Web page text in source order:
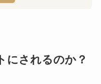
にされるのか？